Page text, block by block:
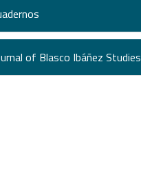
of Blasco Ibáñez Studies